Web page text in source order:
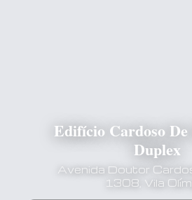
Edifício Cardoso
Duplex
Avenida Doutor
1308, Vila